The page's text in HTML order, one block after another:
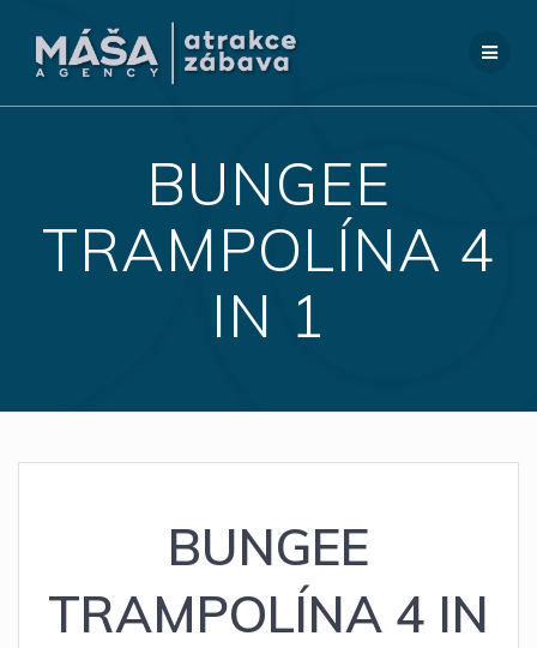
na
obsah
BUNGEE
TRAMPOLÍNA 4
IN 1
BUNGEE
TRAMPOLÍNA 4 IN